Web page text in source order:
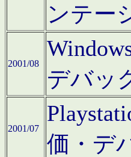
ンテー
2001/08
デバッ
2001/07
価・デ